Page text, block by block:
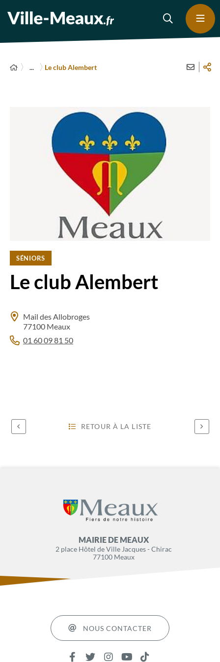
... Le club Alembert
SÉNIORS
Le club Alembert
Mail des Allobroges
77100 Meaux
01 60 09 81 50
RETOUR À LA LISTE
MAIRIE DE MEAUX
2 place Hôtel de Ville Jacques - Chirac
77100 Meaux
NOUS CONTACTER